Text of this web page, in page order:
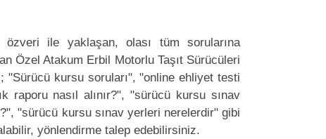
özveri ile yaklaşan, olası tüm sorularına
Özel Atakum Erbil Motorlu Taşıt Sürücüleri
"Sürücü kursu soruları", "online ehliyet testi
raporu nasıl alınır?", "sürücü kursu sınav
"sürücü kursu sınav yerleri nerelerdir" gibi
yönlendirme talep edebilirsiniz.